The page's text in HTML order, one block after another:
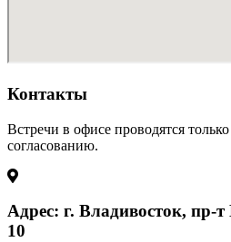
Контакты
Встречи в офисе проводятся
согласованию.
Адрес: г. Владивосток, пр-
10